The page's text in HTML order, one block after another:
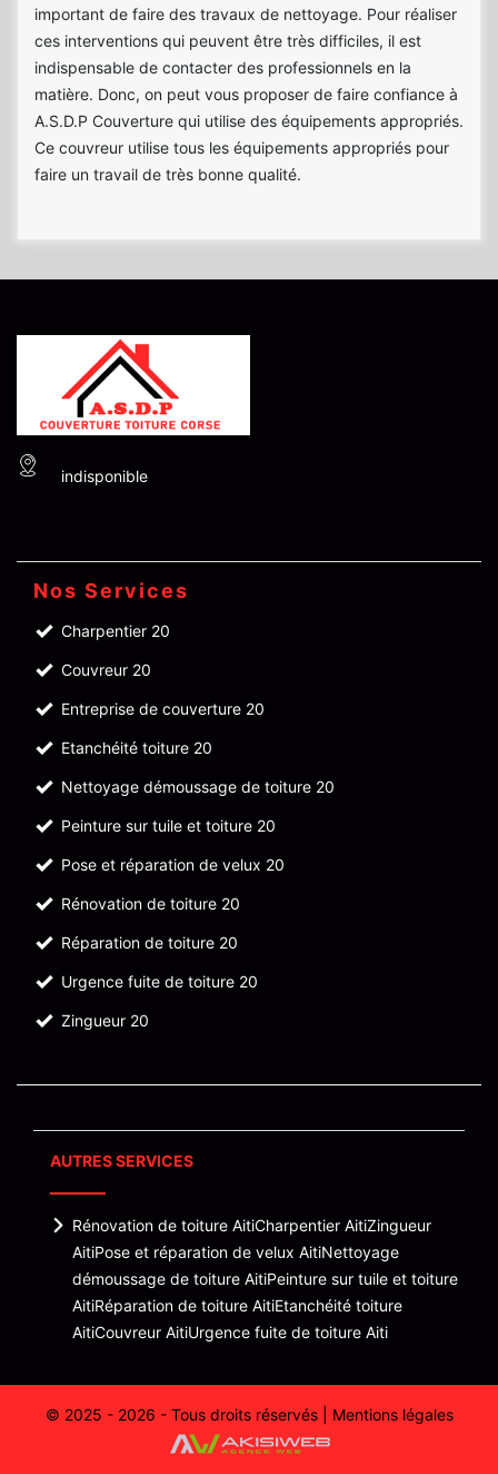
important de faire des travaux de nettoyage. Pour réaliser
ces interventions qui peuvent être très difficiles, il est
indispensable de contacter des professionnels en la
matière. Donc, on peut vous proposer de faire confiance à
A.S.D.P Couverture qui utilise des équipements appropriés.
Ce couvreur utilise tous les équipements appropriés pour
faire un travail de très bonne qualité.
indisponible
Nos Services
Charpentier 20
Couvreur 20
Entreprise de couverture 20
Etanchéité toiture 20
Nettoyage démoussage de toiture 20
Peinture sur tuile et toiture 20
Pose et réparation de velux 20
Rénovation de toiture 20
Réparation de toiture 20
Urgence fuite de toiture 20
Zingueur 20
AUTRES SERVICES
Rénovation de toiture AitiCharpentier AitiZingueur
AitiPose et réparation de velux AitiNettoyage
démoussage de toiture AitiPeinture sur tuile et toiture
AitiRéparation de toiture AitiEtanchéité toiture
AitiCouvreur AitiUrgence fuite de toiture Aiti
© 2025 - 2026 - Tous droits réservés | Mentions légales